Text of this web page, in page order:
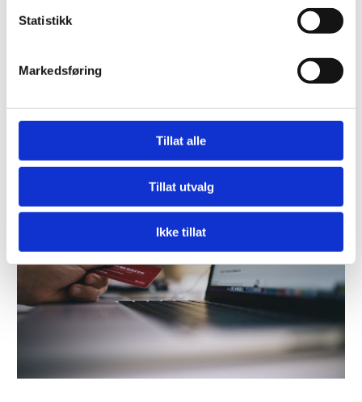
Statistikk
Markedsføring
Tillat alle
Tillat utvalg
Ikke tillat
produktbeskrivelser og titler
følgende spørsmål: